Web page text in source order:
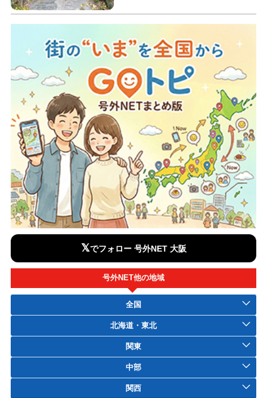
𝕏でフォロー 号外NET 大阪
号外NET他の地域
全国
北海道・東北
関東
中部
関西